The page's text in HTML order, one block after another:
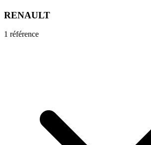
RENAULT
1 référence